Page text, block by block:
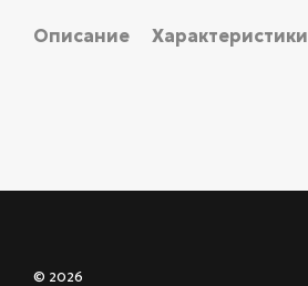
Описание Характеристики
© 2026